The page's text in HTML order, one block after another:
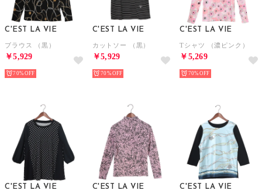
C'EST LA VIE
ブラウス （黒）
￥5,929
70%
C'EST LA VIE
カットソー （黒）
￥5,929
70%
C'EST LA VIE
Tシャツ （濃ピンク）
￥5,269
70%
C'EST LA VIE C'EST LA VIE C'EST LA VIE